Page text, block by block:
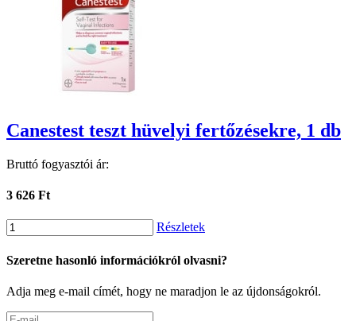
Canestest teszt hüvelyi fertőzésekre, 1 db
Bruttó fogyasztói ár:
3 626 Ft
Részletek
Szeretne hasonló információkról olvasni?
Adja meg e-mail címét, hogy ne maradjon le az újdonságokról.